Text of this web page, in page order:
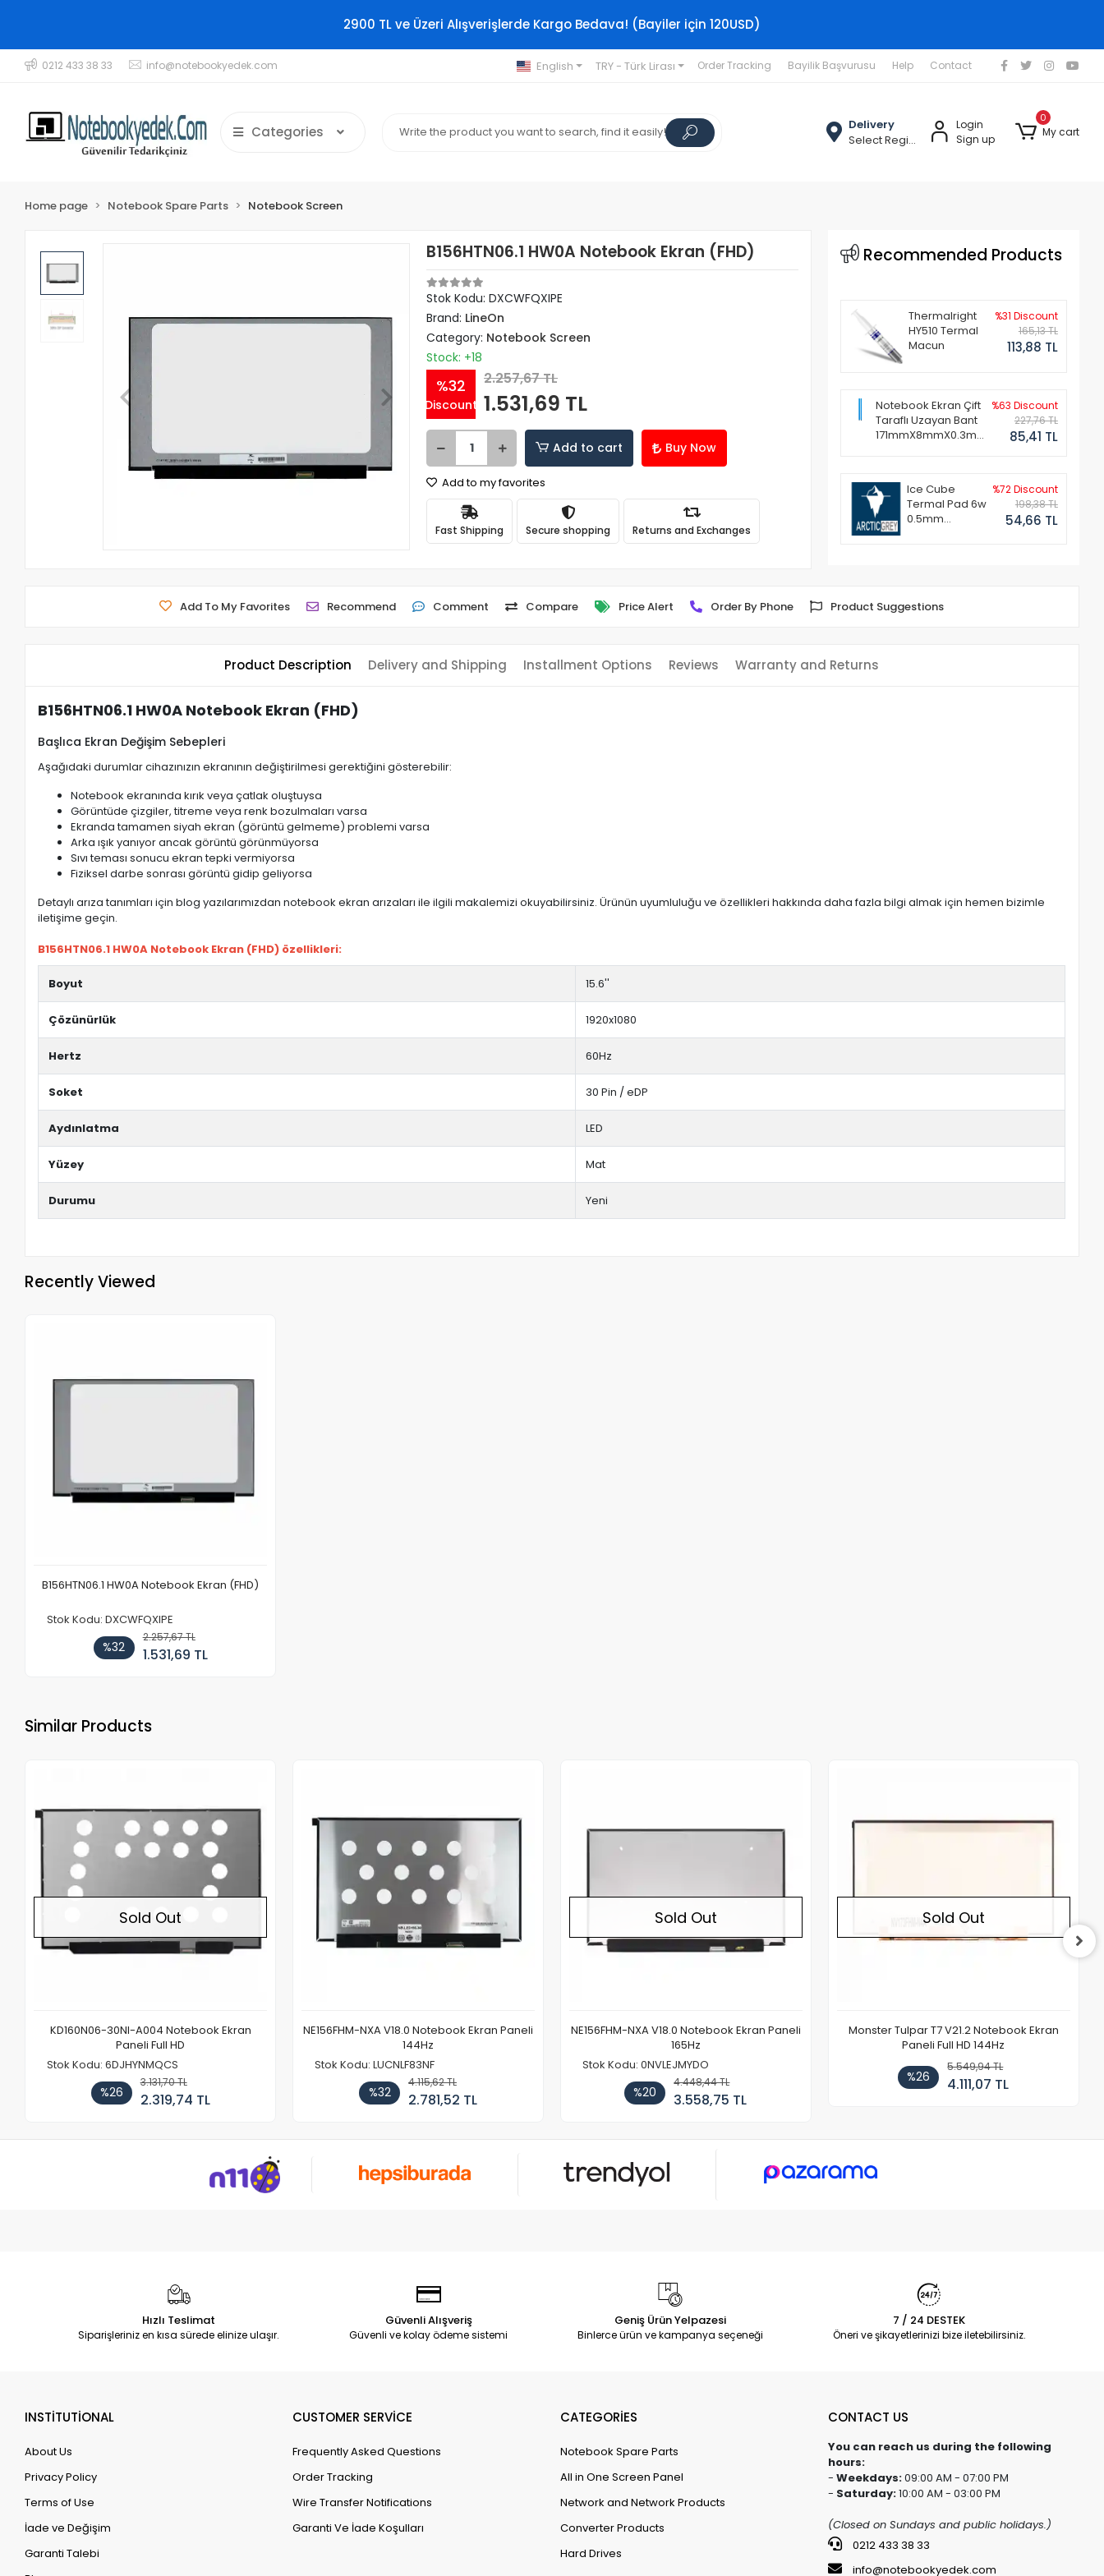
2900 TL ve Üzeri Alışverişlerde Kargo Bedava! (Bayiler için 120USD)
0212 433 38 33 info@notebookyedek.com English TRY - Türk Lirası Order Tracking Bayilik Başvurusu Help Contact
Categories
Delivery
Select Region
Login
Sign up
0
My cart
Home page Notebook Spare Parts Notebook Screen
B156HTN06.1 HW0A Notebook Ekran (FHD)
Stok Kodu: DXCWFQXIPE
Brand: LineOn
Category: Notebook Screen
Stock: +18
%32
Discount
2.257,67 TL
1.531,69 TL
Add to cart Buy Now
Add to my favorites
Fast Shipping Secure shopping Returns and Exchanges
Recommended Products
Thermalright
HY510 Termal
Macun
%31 Discount
165,13 TL
113,88 TL
Notebook Ekran Çift
Taraflı Uzayan Bant
171mmX8mmX0.3mm
%63 Discount
227,76 TL
85,41 TL
Ice Cube
Termal Pad 6w
0.5mm
%72 Discount
198,38 TL
54,66 TL
Add To My Favorites Recommend Comment Compare Price Alert Order By Phone Product Suggestions
Product Description Delivery and Shipping Installment Options Reviews Warranty and Returns
B156HTN06.1 HW0A Notebook Ekran (FHD)
Başlıca Ekran Değişim Sebepleri
Aşağıdaki durumlar cihazınızın ekranının değiştirilmesi gerektiğini gösterebilir:
Notebook ekranında kırık veya çatlak oluştuysa
Görüntüde çizgiler, titreme veya renk bozulmaları varsa
Ekranda tamamen siyah ekran (görüntü gelmeme) problemi varsa
Arka ışık yanıyor ancak görüntü görünmüyorsa
Sıvı teması sonucu ekran tepki vermiyorsa
Fiziksel darbe sonrası görüntü gidip geliyorsa
Detaylı arıza tanımları için blog yazılarımızdan notebook ekran arızaları ile ilgili makalemizi okuyabilirsiniz. Ürünün uyumluluğu ve özellikleri hakkında daha fazla bilgi almak için hemen bizimle
iletişime geçin.
B156HTN06.1 HW0A Notebook Ekran (FHD) özellikleri:
Boyut 15.6''
Çözünürlük 1920x1080
Hertz 60Hz
Soket 30 Pin / eDP
Aydınlatma LED
Yüzey Mat
Durumu Yeni
Recently Viewed
B156HTN06.1 HW0A Notebook Ekran (FHD)
Stok Kodu: DXCWFQXIPE
%32
2.257,67 TL
1.531,69 TL
Similar Products
Sold Out
KD160N06-30NI-A004 Notebook Ekran
Paneli Full HD
Stok Kodu: 6DJHYNMQCS
%26
3.131,70 TL
2.319,74 TL
NE156FHM-NXA V18.0 Notebook Ekran Paneli
144Hz
Stok Kodu: LUCNLF83NF
%32
4.115,62 TL
2.781,52 TL
Sold Out
NE156FHM-NXA V18.0 Notebook Ekran Paneli
165Hz
Stok Kodu: 0NVLEJMYDO
%20
4.448,44 TL
3.558,75 TL
Sold Out
Monster Tulpar T7 V21.2 Notebook Ekran
Paneli Full HD 144Hz
%26
5.549,94 TL
4.111,07 TL
Hızlı Teslimat
Siparişleriniz en kısa sürede elinize ulaşır.
Güvenli Alışveriş
Güvenli ve kolay ödeme sistemi
Geniş Ürün Yelpazesi
Binlerce ürün ve kampanya seçeneği
7 / 24 DESTEK
Öneri ve şikayetlerinizi bize iletebilirsiniz.
INSTİTUTİONAL
About Us
Privacy Policy
Terms of Use
İade ve Değişim
Garanti Talebi
CUSTOMER SERVİCE
Frequently Asked Questions
Order Tracking
Wire Transfer Notifications
Garanti Ve İade Koşulları
CATEGORİES
Notebook Spare Parts
All in One Screen Panel
Network and Network Products
Converter Products
Hard Drives
CONTACT US
You can reach us during the following
hours:
- Weekdays:09:00 AM - 07:00 PM
- Saturday:10:00 AM - 03:00 PM
(Closed on Sundays and public holidays.)
0212 433 38 33
info@notebookyedek.com